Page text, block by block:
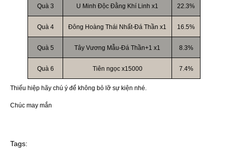
Quà 3 U Minh Độc Đằng Khí Linh x1 22.3%
Quà 4 Đông Hoàng Thái Nhất-Đá Thần x1 16.5%
Quà 5 Tây Vương Mẫu-Đá Thần+1 x1 8.3%
Quà 6 Tiên ngọc x15000 7.4%
Thiếu hiệp hãy chú ý để không bỏ lỡ sự kiện nhé.
Chúc may mắn
Tags: